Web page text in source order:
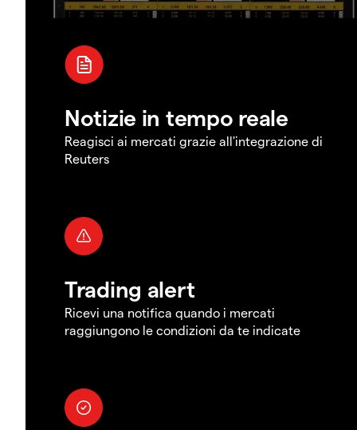
Notizie in tempo reale
Reagisci ai mercati grazie all'integrazione di
Reuters
Trading alert
Ricevi una notifica quando i mercati
raggiungono le condizioni da te indicate